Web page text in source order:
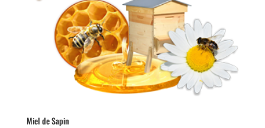
Miel de Sapin